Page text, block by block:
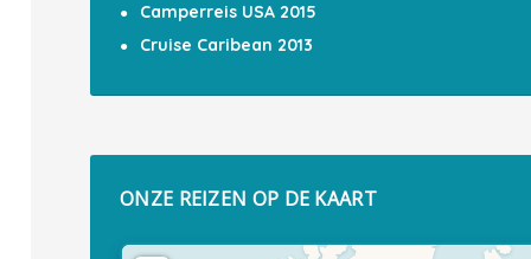
Camperreis USA 2015
Cruise Caribean 2013
ONZE REIZEN OP DE KAART